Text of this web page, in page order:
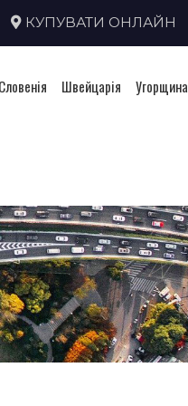
КУПУВАТИ ОНЛАЙН
Словенія Швейцарія Угорщина